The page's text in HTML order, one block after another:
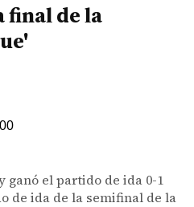
final de la
ganó el partido de ida 0-1
de ida de la semifinal de la